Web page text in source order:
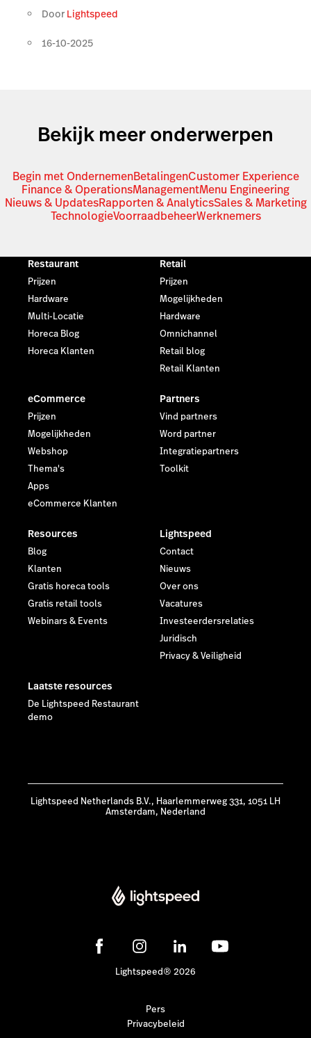
Door Lightspeed
16-10-2025
Bekijk meer onderwerpen
Begin met OndernemenBetalingenCustomer Experience
Finance & OperationsManagementMenu Engineering
Nieuws & UpdatesRapporten & AnalyticsSales & Marketing
TechnologieVoorraadbeheerWerknemers
Restaurant
Prijzen
Hardware
Multi-Locatie
Horeca Blog
Horeca Klanten
Retail
Prijzen
Mogelijkheden
Hardware
Omnichannel
Retail blog
Retail Klanten
eCommerce
Prijzen
Mogelijkheden
Webshop
Thema's
Apps
eCommerce Klanten
Partners
Vind partners
Word partner
Integratiepartners
Toolkit
Resources
Blog
Klanten
Gratis horeca tools
Gratis retail tools
Webinars & Events
Lightspeed
Contact
Nieuws
Over ons
Vacatures
Investeerdersrelaties
Juridisch
Privacy & Veiligheid
Laatste resources
De Lightspeed Restaurant
demo
Lightspeed Netherlands B.V., Haarlemmerweg 331, 1051 LH
Amsterdam, Nederland
Lightspeed® 2026
Pers
Privacybeleid